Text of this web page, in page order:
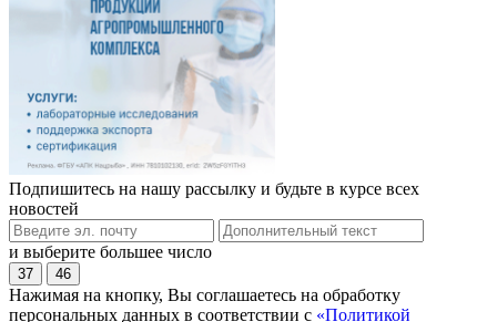
Подпишитесь на нашу рассылку и будьте в курсе всех
новостей
и выберите большее число
37 46
Нажимая на кнопку, Вы соглашаетесь на обработку
персональных данных в соответствии с «Политикой